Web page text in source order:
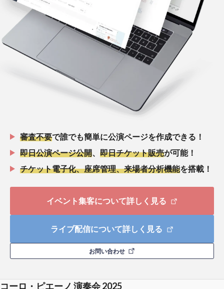
審査不要で誰でも簡単に公演ページを作成できる！
即日公演ページ公開、 即日チケット販売が可能！
チケット電子化、座席管理、来場者分析機能を搭載！
イベント集客について詳しく見る
ライブ配信について詳しく見る
お問い合わせ
コーロ・ピエーノ 演奏会 2025